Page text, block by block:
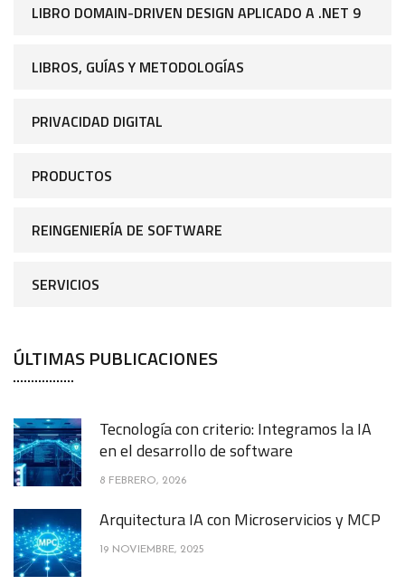
LIBRO DOMAIN-DRIVEN DESIGN APLICADO A .NET 9
LIBROS, GUÍAS Y METODOLOGÍAS
PRIVACIDAD DIGITAL
PRODUCTOS
REINGENIERÍA DE SOFTWARE
SERVICIOS
ÚLTIMAS PUBLICACIONES
Tecnología con criterio: Integramos la IA
en el desarrollo de software
8 FEBRERO, 2026
Arquitectura IA con Microservicios y MCP
19 NOVIEMBRE, 2025